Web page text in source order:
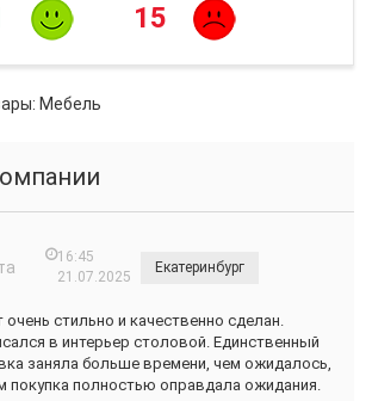
15
Мебель
16:45
21.07.2025
Екатеринбург
стильно и качественно сделан.
в интерьер столовой. Единственный
заняла больше времени, чем ожидалось,
покупка полностью оправдала ожидания.